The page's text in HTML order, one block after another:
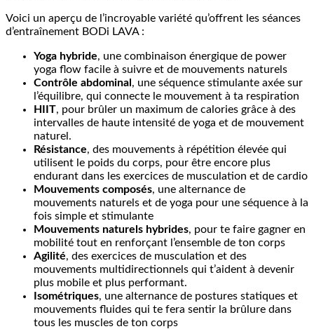
Voici un aperçu de l’incroyable variété qu’offrent les séances
d’entraînement BODi LAVA :
Yoga hybride, une combinaison énergique de power
yoga flow facile à suivre et de mouvements naturels
Contrôle abdominal , une séquence stimulante axée sur
l’équilibre, qui connecte le mouvement à ta respiration
HIIT, pour brûler un maximum de calories grâce à des
intervalles de haute intensité de yoga et de mouvement
naturel.
Résistance, des mouvements à répétition élevée qui
utilisent le poids du corps, pour être encore plus
endurant dans les exercices de musculation et de cardio
Mouvements composés, une alternance de
mouvements naturels et de yoga pour une séquence à la
fois simple et stimulante
Mouvements naturels hybrides, pour te faire gagner en
mobilité tout en renforçant l’ensemble de ton corps
Agilité, des exercices de musculation et des
mouvements multidirectionnels qui t’aident à devenir
plus mobile et plus performant.
Isométriques, une alternance de postures statiques et
mouvements fluides qui te fera sentir la brûlure dans
tous les muscles de ton corps